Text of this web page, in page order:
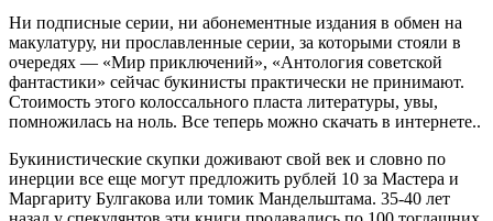
Ни подписные серии, ни абонементные издания в обмен на
макулатуру, ни прославленные серии, за которыми стояли в
очередях — «Мир приключений», «Антология советской
фантастики» сейчас букинисты практически не принимают.
Стоимость этого колоссального пласта литературы, увы,
помножилась на ноль. Все теперь можно скачать в интернете..
Букинистические скупки доживают свой век и словно по
инерции все еще могут предложить рублей 10 за Мастера и
Маргариту Булгакова или томик Мандельштама. 35-40 лет